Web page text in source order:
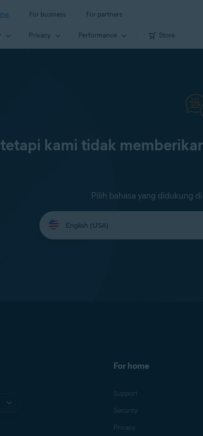
For business For partners
Privacy Performance Store
kami tidak
Pilih bahasa yang didukung
Select
your
language:
For home
Support
Security
Privacy